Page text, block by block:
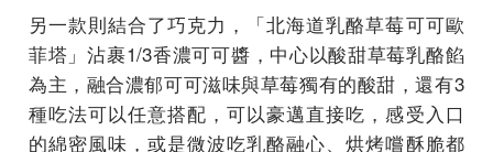
另一款則結合了巧克力，「北海道乳酪草莓可可歐
菲塔」沾裹1/3香濃可可醬，中心以酸甜草莓乳酪餡
為主，融合濃郁可可滋味與草莓獨有的酸甜，還有3
種吃法可以任意搭配，可以豪邁直接吃，感受入口
的綿密風味，或是微波吃乳酪融心、烘烤嚐酥脆都